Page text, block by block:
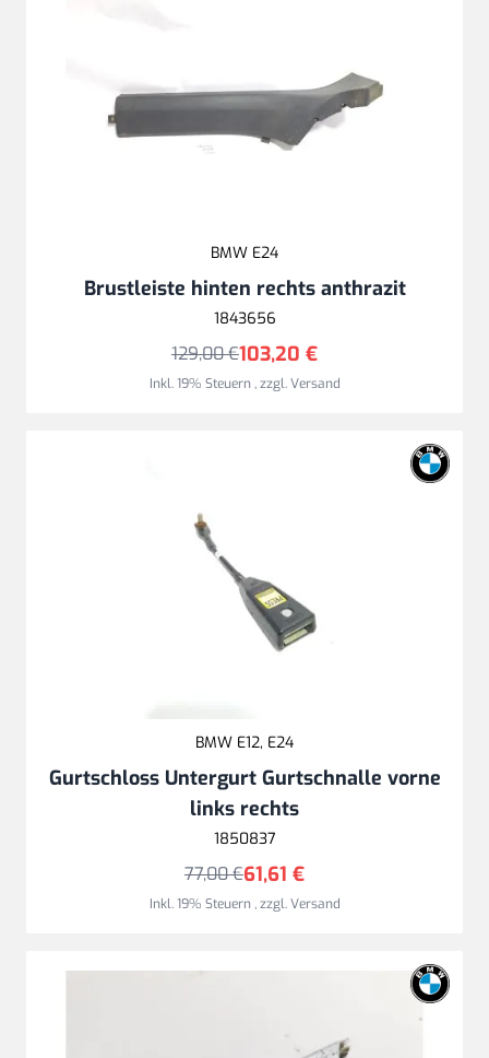
BMW E24
Brustleiste hinten rechts anthrazit
1843656
103,20 €
129,00 €
Inkl. 19% Steuern,zzgl.Versand
BMW E12, E24
Gurtschloss Untergurt Gurtschnalle vorne
links rechts
1850837
61,61 €
77,00 €
Inkl. 19% Steuern,zzgl.Versand